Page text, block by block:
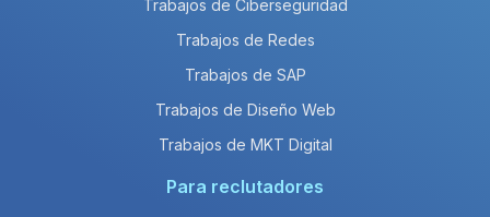
Trabajos de Ciberseguridad
Trabajos de Redes
Trabajos de SAP
Trabajos de Diseño Web
Trabajos de MKT Digital
Para reclutadores